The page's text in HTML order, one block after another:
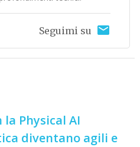
Seguimi su
la Physical AI
diventano agili e